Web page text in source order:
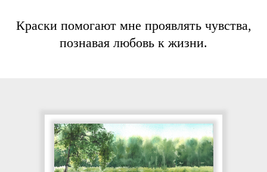
Краски помогают мне проявлять чувства,
познавая любовь к жизни.